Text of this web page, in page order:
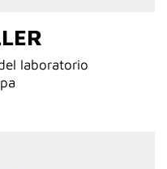
laboratorio